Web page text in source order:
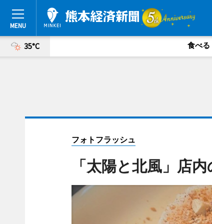
35°C 食べる
フォトフラッシュ
「太陽と北風」店